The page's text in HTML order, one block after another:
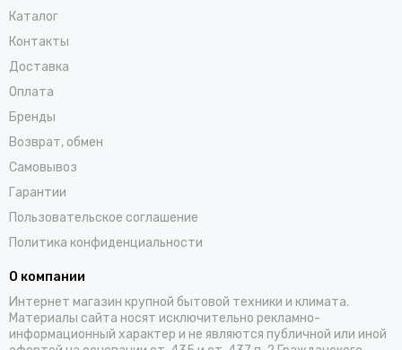
Каталог
Контакты
Доставка
Оплата
Бренды
Возврат, обмен
Самовывоз
Гарантии
Пользовательское соглашение
Политика конфиденциальности
О компании
Интернет магазин крупной бытовой техники и климата.
Материалы сайта носят исключительно рекламно-
информационный характер и не являются публичной или иной